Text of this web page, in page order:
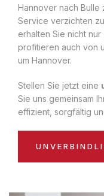
Hannover nach Bulle
Service verzichten
erhalten Sie nicht nur
profitieren auch von
um Hannover.
Stellen Sie jetzt eine
Sie uns gemeinsam
effizient, sorgfältig